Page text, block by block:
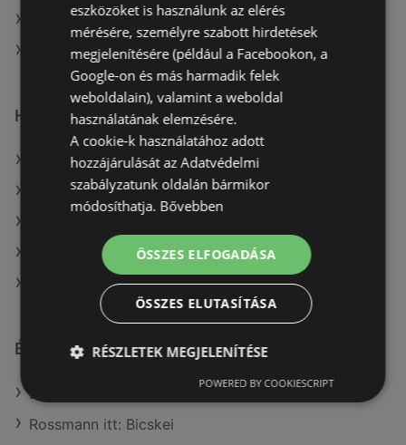
A(z) Alza.hu aktuális akciós újságjai
A(z) Media Markt aktuális akciós újságjai
Hasonló kiskereskedők
A(z) BestByte ajánlatai
A(z) Euronics ajánlatai
A(z) Office Depot ajánlatai
A(z) Expert Electro ajánlatai
Érdeklődésre számot tartó elemek itt:
Benu Gyógyszertárak itt: Ózdi
Rossmann itt: Bicskei
eszközöket is használunk az elérés
mérésére, személyre szabott hirdetések
megjelenítésére (például a Facebookon, a
Google-on és más harmadik felek
weboldalain), valamint a weboldal
használatának elemzésére.
A cookie-k használatához adott
hozzájárulását az Adatvédelmi
szabályzatunk oldalán bármikor
módosíthatja. Bővebben
ÖSSZES ELFOGADÁSA
ÖSSZES ELUTASÍTÁSA
RÉSZLETEK MEGJELENÍTÉSE
POWERED BY COOKIESCRIPT